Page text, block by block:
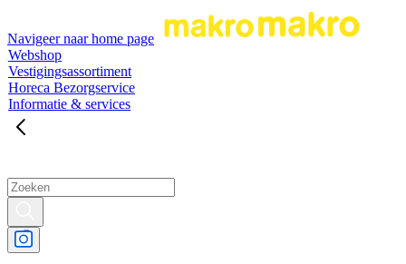
Navigeer naar home page
Webshop
Vestigingsassortiment
Horeca Bezorgservice
Informatie & services